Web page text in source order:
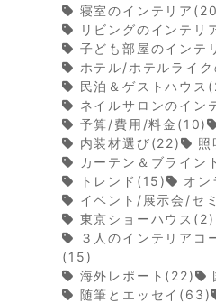
寝室のインテリア
リビングのインテリ
子ども部屋のインテ
ホテル/ホテルライ
民泊＆ゲストハウス
ネイルサロンのイン
予算/費用/料金(10)
内装材選び(22)
照
カーテン＆ブライン
トレンド(15)
オ
イベント/展示会/セ
東京ショーハウス(2)
３人のインテリアコ
(15)
海外レポート(22)
随筆とエッセイ(63)